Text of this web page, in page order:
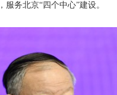
务北京“四个中心”建设。